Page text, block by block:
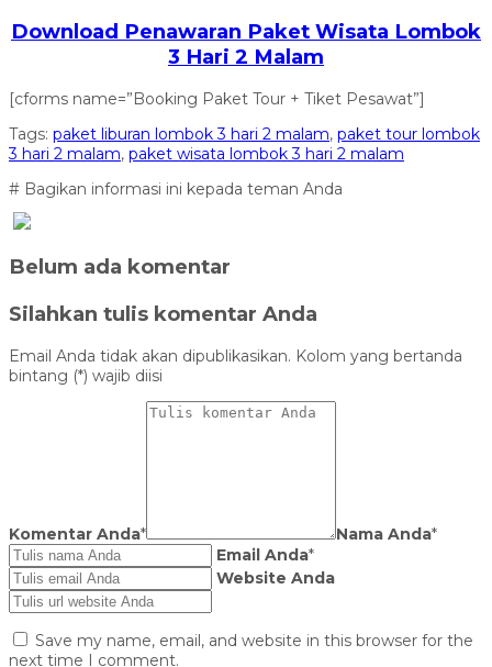
Download Penawaran Paket Wisata Lombok
3 Hari 2 Malam
[cforms name=”Booking Paket Tour + Tiket Pesawat”]
Tags: paket liburan lombok 3 hari 2 malam, paket tour lombok
3 hari 2 malam, paket wisata lombok 3 hari 2 malam
# Bagikan informasi ini kepada teman Anda
Belum ada komentar
Silahkan tulis komentar Anda
Email Anda tidak akan dipublikasikan. Kolom yang bertanda
bintang (*) wajib diisi
Komentar Anda* Nama Anda*
Email Anda*
Website Anda
Save my name, email, and website in this browser for the
next time I comment.